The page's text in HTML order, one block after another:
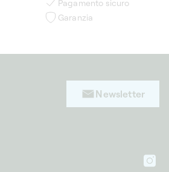
Pagamento sicuro
Garanzia
Newsletter